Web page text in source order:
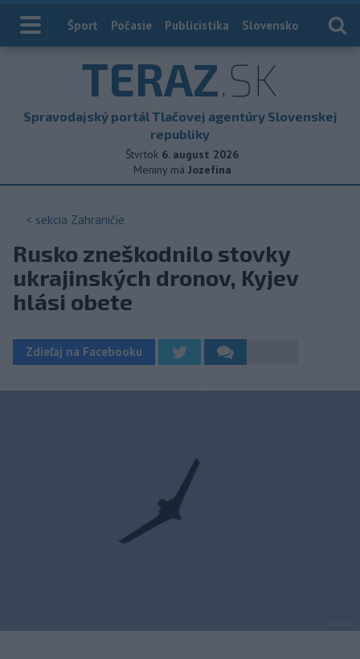
Index
Šport Počasie Publicistika Slovensko
TERAZ.SK
Spravodajský portál Tlačovej agentúry Slovenskej
republiky
Štvrtok 6. august 2026
Meniny má Jozefína
< sekcia Zahraničie
Rusko zneškodnilo stovky
ukrajinských dronov, Kyjev
hlási obete
Zdieľaj na Facebooku